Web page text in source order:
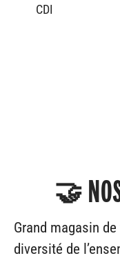
CDI
🤝
Grand magasin
diversité de